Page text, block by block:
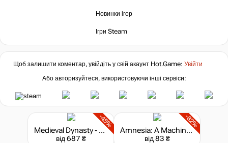
Новинки ігор
Ігри Steam
Щоб залишити коментар, увійдіть у свій акаунт Hot.Game: Увійти
Або авторизуйтеся, використовуючи інші сервіси:
-45%
Medieval Dynasty - Supporter Edition
від 687 ₴
-82%
Amnesia: A Machine for Pigs
від 83 ₴